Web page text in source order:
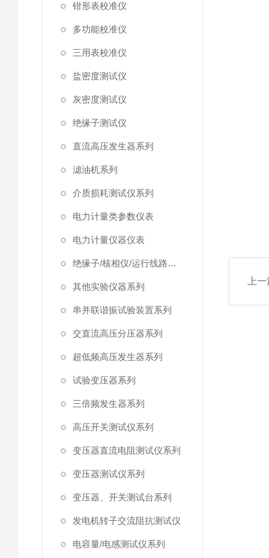
钳形表校准仪
多功能校准仪
三用表校准仪
盐密度测试仪
灰密度测试仪
绝缘子测试仪
直流高压发生器系列
滤油机系列
介质损耗测试仪系列
电力计量类参数仪表
电力计量仪器仪表
绝缘子/核相仪/运行线路试验仪器
其他实验仪器系列
串并联谐振试验装置系列
交直流高压分压器系列
超低频高压发生器系列
试验变压器系列
三倍频发生器系列
高压开关测试仪系列
变压器直流电阻测试仪系列
变压器测试仪系列
变压器、开关测试台系列
发电机转子交流阻抗测试仪
电容量/电感测试仪系列
上